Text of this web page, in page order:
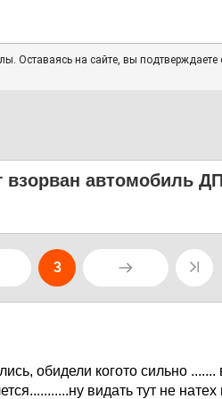
Оставаясь на сайте, вы подтверждаете
взорван автомобиль
3
обидели когото сильно
видать тут не